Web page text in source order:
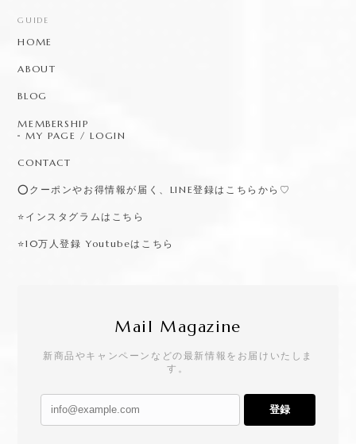
GUIDE
HOME
ABOUT
BLOG
MEMBERSHIP
MY PAGE / LOGIN
CONTACT
⭕️クーポンやお得情報が届く、LINE登録はこちらから♡
⭐️インスタグラムはこちら
⭐️10万人登録 Youtubeはこちら
Mail Magazine
新商品やキャンペーンなどの最新情報をお届けいたしま
す。
登録